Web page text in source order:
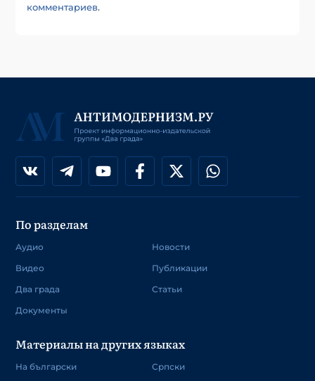
комментариев.
По разделам
Аудио
Видео
Два града
Документы
Новости
Публикации
Статьи
Материалы на других языках
На български
Српски